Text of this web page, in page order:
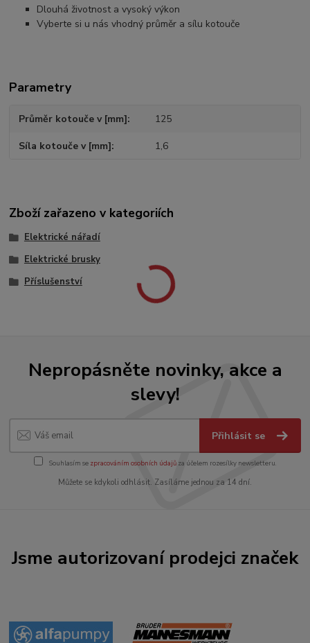
Dlouhá životnost a vysoký výkon
Vyberte si u nás vhodný průměr a sílu kotouče
Parametry
Průměr kotouče v [mm] 125
Síla kotouče v [mm] 1,6
Zboží zařazeno v kategoriích
Elektrické nářadí
Elektrické brusky
Příslušenství
Nepropásněte novinky, akce a
slevy!
Přihlásit se
Souhlasím se zpracováním osobních údajůza účelem rozesílky newsletteru.
Můžete se kdykoli odhlásit. Zasíláme jednou za 14 dní.
Jsme autorizovaní prodejci značek